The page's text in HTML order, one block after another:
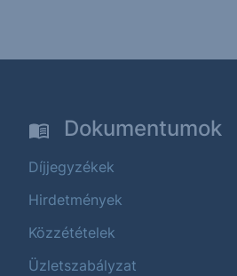
Dokumentumok
Díjjegyzékek
Hirdetmények
Közzétételek
Üzletszabályzat